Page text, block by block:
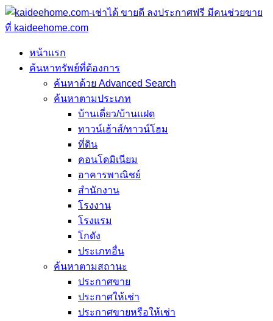
หน้าแรก
ค้นหาทรัพย์ที่ต้องการ
ค้นหาด้วย Advanced Search
ค้นหาตามประเภท
บ้านเดี่ยว/บ้านแฝด
ทาวน์เฮ้าส์/ทาวน์โฮม
ที่ดิน
คอนโดมิเนียม
อาคารพาณิชย์
สำนักงาน
โรงงาน
โรงแรม
โกดัง
ประเภทอื่น
ค้นหาตามสถานะ
ประกาศขาย
ประกาศให้เช่า
ประกาศขายหรือให้เช่า